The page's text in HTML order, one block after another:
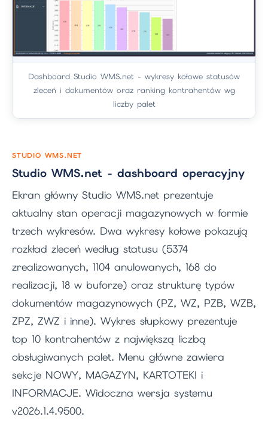
Dashboard Studio WMS.net - wykresy kołowe statusów
zleceń i dokumentów oraz ranking kontrahentów wg
liczby palet
STUDIO WMS.NET
Studio WMS.net - dashboard operacyjny
Ekran główny Studio WMS.net prezentuje
aktualny stan operacji magazynowych w formie
trzech wykresów. Dwa wykresy kołowe pokazują
rozkład zleceń według statusu (5374
zrealizowanych, 1104 anulowanych, 168 do
realizacji, 18 w buforze) oraz strukturę typów
dokumentów magazynowych (PZ, WZ, PZB, WZB,
ZPZ, ZWZ i inne). Wykres słupkowy prezentuje
top 10 kontrahentów z największą liczbą
obsługiwanych palet. Menu główne zawiera
sekcje NOWY, MAGAZYN, KARTOTEKI i
INFORMACJE. Widoczna wersja systemu
v2026.1.4.9500.